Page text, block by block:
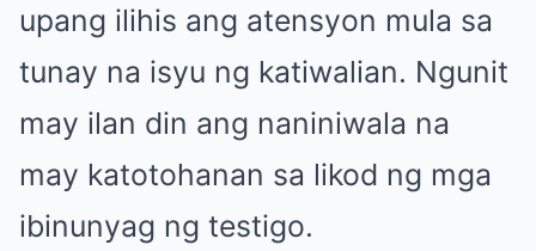
upang ilihis ang atensyon mula sa
tunay na isyu ng katiwalian. Ngunit
may ilan din ang naniniwala na
may katotohanan sa likod ng mga
ibinunyag ng testigo.